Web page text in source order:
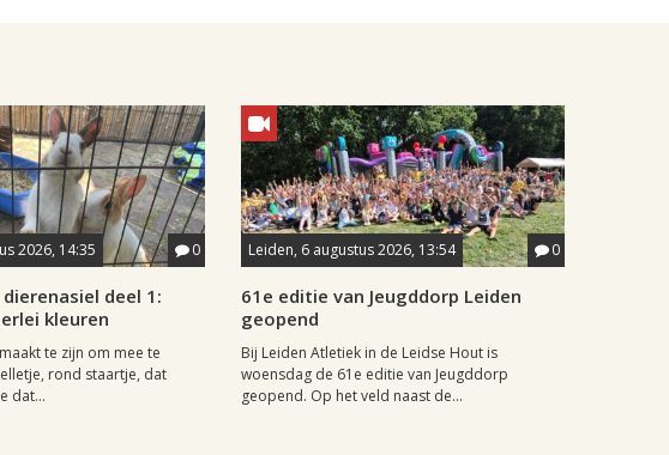
2026, 14:35 0
deel 1:
kleuren
te zijn om mee te
rond staartje, dat
dat...
Leiden, 6 augustus 2026, 13:54 0
61e editie van Jeugddorp Leiden
geopend
Bij Leiden Atletiek in de Leidse Hout is
woensdag de 61e editie van Jeugddorp
geopend. Op het veld naast de...